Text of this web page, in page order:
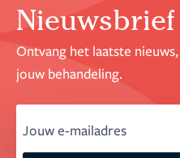
Nieuwsbrief
Ontvang het laatste
jouw behandeling.